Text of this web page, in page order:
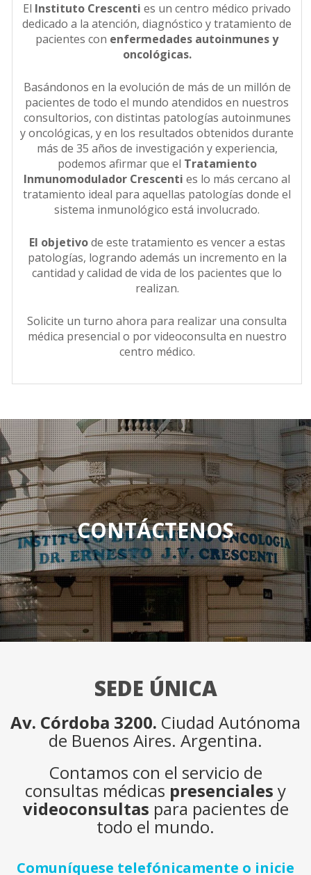
El Instituto Crescenti es un centro médico privado
dedicado a la atención, diagnóstico y tratamiento de
pacientes con enfermedades autoinmunes y
oncológicas.
Basándonos en la evolución de más de un millón de
pacientes de todo el mundo atendidos en nuestros
consultorios, con distintas patologías autoinmunes
y oncológicas, y en los resultados obtenidos durante
más de 35 años de investigación y experiencia,
podemos afirmar que el Tratamiento
Inmunomodulador Crescenti es lo más cercano al
tratamiento ideal para aquellas patologías donde el
sistema inmunológico está involucrado.
El objetivode este tratamiento es vencer a estas
patologías, logrando además un incremento en la
cantidad y calidad de vida de los pacientes que lo
realizan.
Solicite un turno ahora para realizar una consulta
médica presencial o por videoconsulta en nuestro
centro médico.
CONTÁCTENOS
SEDE ÚNICA
Av. Córdoba 3200. Ciudad Autónoma
de Buenos Aires. Argentina.
Contamos con el servicio de
consultas médicas presenciales y
videoconsultas para pacientes de
todo el mundo.
Comuníquese telefónicamente o inicie